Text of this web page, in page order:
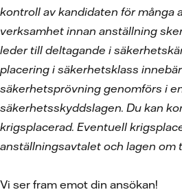
kontroll av kandidaten för många
verksamhet innan anställning
leder till deltagande i
placering i säkerhetsklass
säkerhetsprövning genomförs i
säkerhetsskyddslagen. Du kan
krigsplacerad. Eventuell
anställningsavtalet och lagen om
Vi ser fram emot din ansökan!